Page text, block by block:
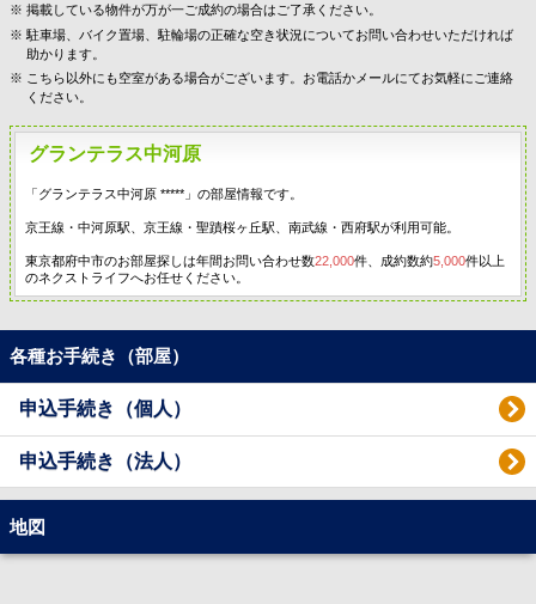
掲載している物件が万が一ご成約の場合はご了承ください。
駐車場、バイク置場、駐輪場の正確な空き状況についてお問い合わせいただければ
助かります。
こちら以外にも空室がある場合がございます。お電話かメールにてお気軽にご連絡
ください。
グランテラス中河原
「グランテラス中河原 *****」の部屋情報です。
京王線・中河原駅、京王線・聖蹟桜ヶ丘駅、南武線・西府駅が利用可能。
東京都府中市のお部屋探しは年間お問い合わせ数22,000件、成約数約5,000件以上
のネクストライフへお任せください。
各種お手続き（部屋）
申込手続き（個人）
申込手続き（法人）
地図